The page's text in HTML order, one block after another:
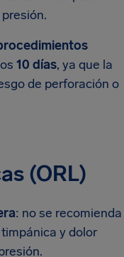
10 días, ya que la
de perforación o
(ORL)
: no se recomienda
y dolor